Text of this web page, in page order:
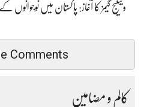
وینٹیج گیمز کا آغاز: پاکستان میں نوجوانوں
Comments
کالم و مضامین